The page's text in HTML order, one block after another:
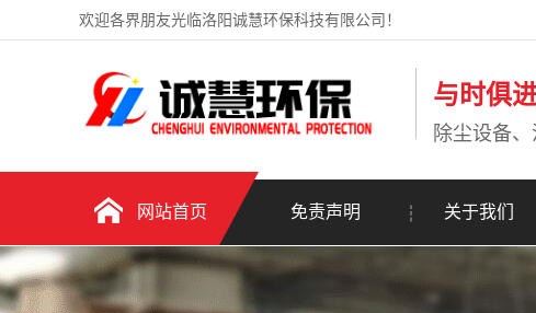
欢迎各界朋友光临洛阳诚慧环保科技有限公司！
与时俱
除尘设备
网站首页 免责声明 关于我们